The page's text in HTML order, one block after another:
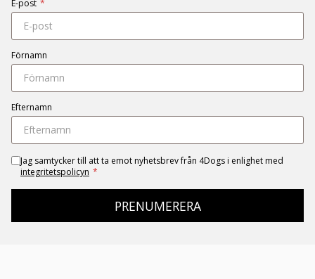
E-post *
Förnamn
Efternamn
Jag samtycker till att ta emot nyhetsbrev från 4Dogs i enlighet med
integritetspolicyn *
PRENUMERERA